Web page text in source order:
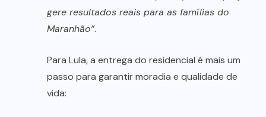
gere resultados reais para as famílias do
Maranhão”.
Para Lula, a entrega do residencial é mais um
passo para garantir moradia e qualidade de
vida: